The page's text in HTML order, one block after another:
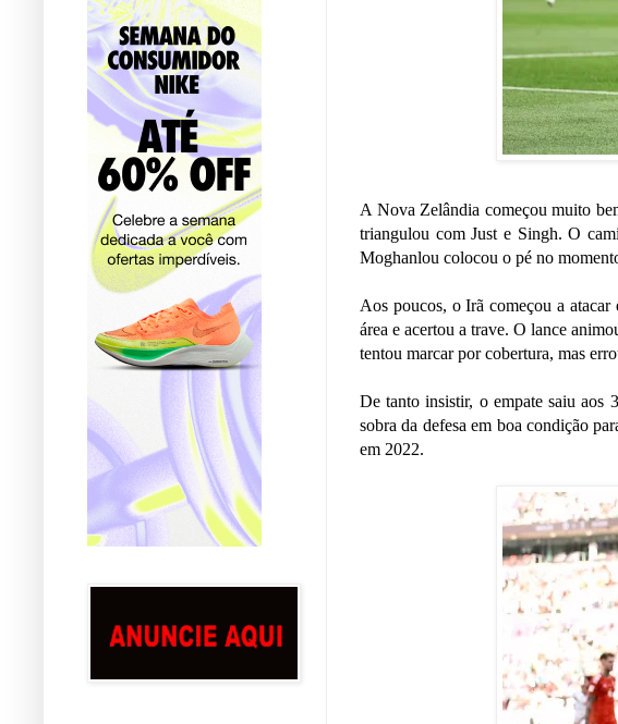
A Nova Zelândia começou muito
triangulou com Just e Singh. O
Moghanlou colocou o pé no
Aos poucos, o Irã começou a
área e acertou a trave. O lance
tentou marcar por cobertura, mas
De tanto insistir, o empate saiu aos
sobra da defesa em boa condição
em 2022.